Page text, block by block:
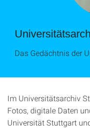
Das Gedächtnis der
Im Universitätsarchiv
Fotos, digitale Daten
Universität Stuttgart